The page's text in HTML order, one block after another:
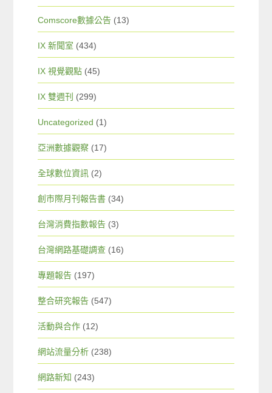
Comscore數據公告 (13)
IX 新聞室 (434)
IX 視覺觀點 (45)
IX 雙週刊 (299)
Uncategorized (1)
亞洲數據觀察 (17)
全球數位資訊 (2)
創市際月刊報告書 (34)
台灣消費指數報告 (3)
台灣網路基礎調查 (16)
專題報告 (197)
整合研究報告 (547)
活動與合作 (12)
網站流量分析 (238)
網路新知 (243)